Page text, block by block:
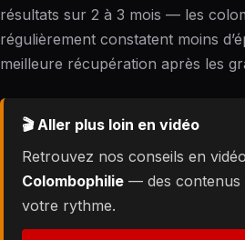
résultats sur 2 à 3 mois — les
régulièrement constatent moins
meilleure récupération après les
🎬 Aller plus loin en vidéo
Retrouvez nos conseils en
Colombophilie — des contenus
votre rythme.